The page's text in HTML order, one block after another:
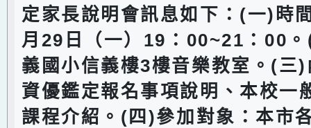
定家長說明會訊息如下：(一)時
月29日（一）19：00~21：00
義國小信義樓3樓音樂教室。(三
資優鑑定報名事項說明、本校一
課程介紹。(四)參加對象：本市